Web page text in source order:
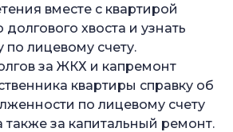
вместе с квартирой
хвоста и узнать
по лицевому счету.
за ЖКХ и капремонт
квартиры справку об
по лицевому счету
также за капитальный ремонт.